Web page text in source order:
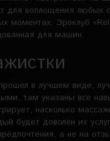
для воплощения
моментах. Эроклуб
для машин.
в лучшем виде,
там указаны все
насколько
будет доволен их
а не на